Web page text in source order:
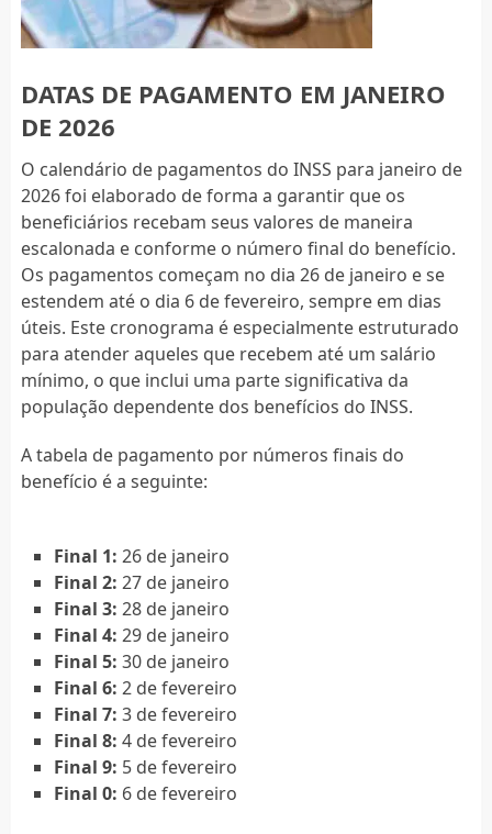
DATAS DE PAGAMENTO EM JANEIRO
DE 2026
O calendário de pagamentos do INSS para janeiro de
2026 foi elaborado de forma a garantir que os
beneficiários recebam seus valores de maneira
escalonada e conforme o número final do benefício.
Os pagamentos começam no dia 26 de janeiro e se
estendem até o dia 6 de fevereiro, sempre em dias
úteis. Este cronograma é especialmente estruturado
para atender aqueles que recebem até um salário
mínimo, o que inclui uma parte significativa da
população dependente dos benefícios do INSS.
A tabela de pagamento por números finais do
benefício é a seguinte:
Final 1: 26 de janeiro
Final 2: 27 de janeiro
Final 3: 28 de janeiro
Final 4: 29 de janeiro
Final 5: 30 de janeiro
Final 6: 2 de fevereiro
Final 7: 3 de fevereiro
Final 8: 4 de fevereiro
Final 9: 5 de fevereiro
Final 0: 6 de fevereiro